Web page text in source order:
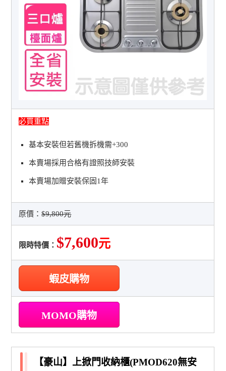
必買重點
基本安裝但若舊機拆機需+300
本賣場採用合格有證照技師安裝
本賣場加贈安裝保固1年
原價：$9,800元
限時特價： $7,600元
蝦皮購物
MOMO購物
【豪山】上掀門收納櫃(PMOD620無安